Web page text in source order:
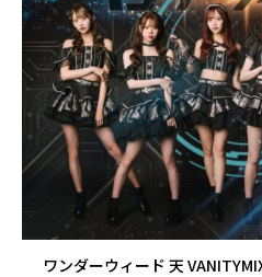
ワンダーウィード 天